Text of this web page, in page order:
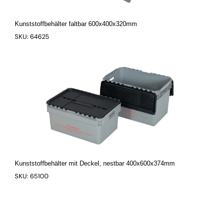
Kunststoffbehälter faltbar 600x400x320mm
SKU: 64625
Kunststoffbehälter mit Deckel, nestbar 400x600x374mm
SKU: 65100